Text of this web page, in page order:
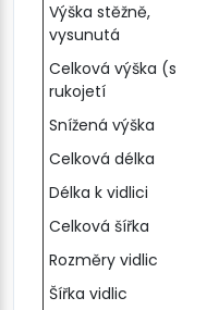
Výška stěžně,
vysunutá
Celková výška (s
rukojetí
Snížená výška
Celková délka
Délka k vidlici
Celková šířka
Rozměry vidlic
Šířka vidlic